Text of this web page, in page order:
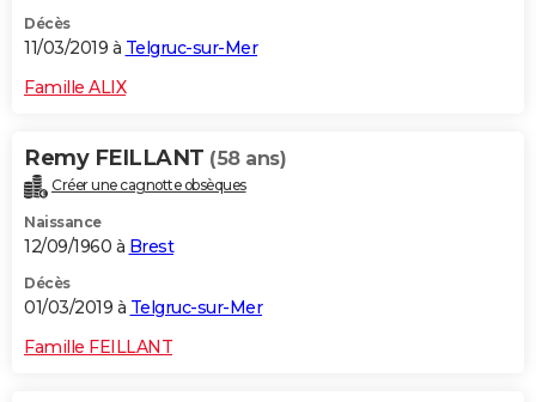
Décès
11/03/2019 à Telgruc-sur-Mer
Famille ALIX
Remy FEILLANT (58 ans)
Créer une cagnotte obsèques
Naissance
12/09/1960 à Brest
Décès
01/03/2019 à Telgruc-sur-Mer
Famille FEILLANT